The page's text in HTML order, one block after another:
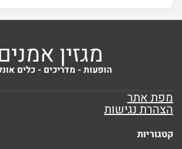
מגזין
הופעות - מדריכים - כלים
מפת אתר
הצהרת נגישות
קטגוריות